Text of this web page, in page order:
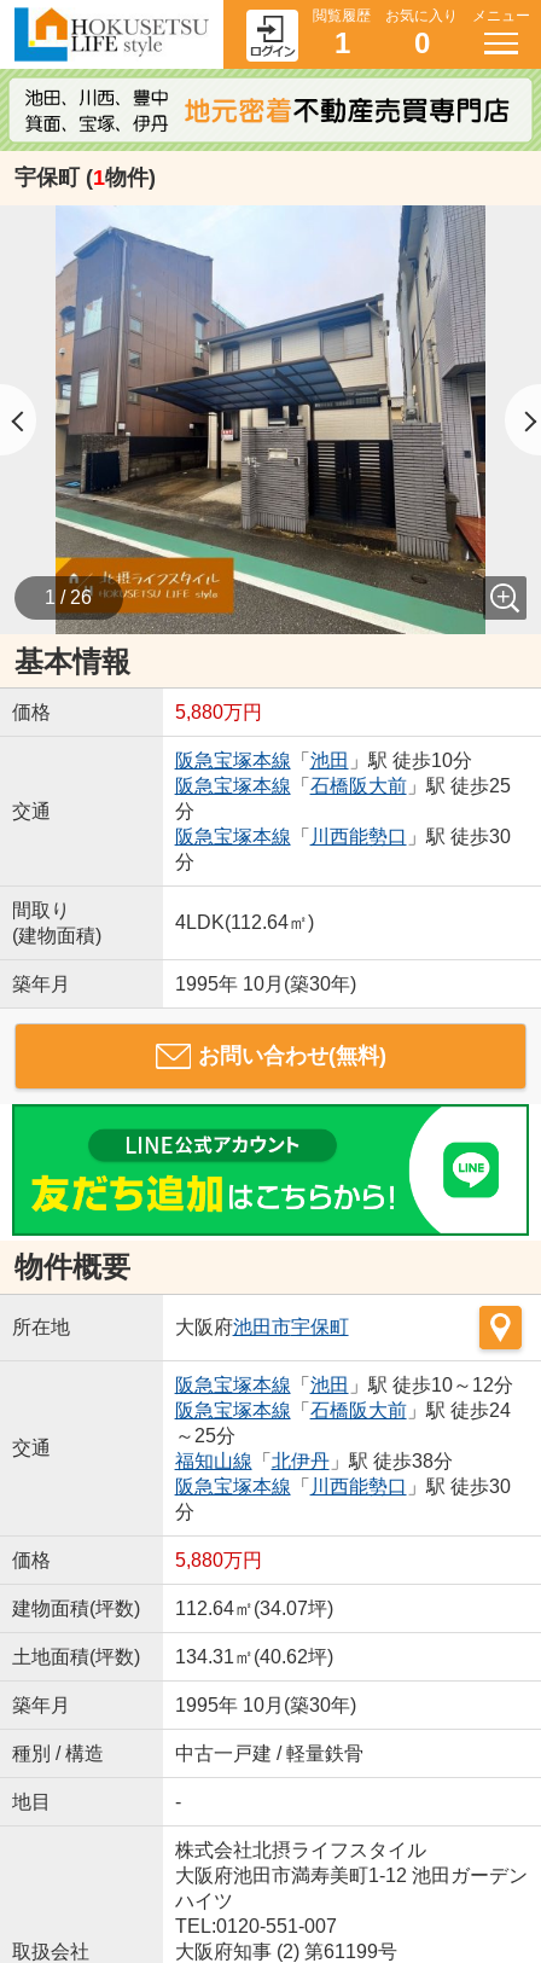
閲覧履歴
1
お気に入り
0
メニュー
宇保町 (1物件)
1 / 26
基本情報
価格 5,880万円
交通
阪急宝塚本線 「 池田 」駅 徒歩10分
阪急宝塚本線 「 石橋阪大前」駅 徒歩25
分
阪急宝塚本線 「 川西能勢口 」駅 徒歩30
分
間取り
(建物面積)
4LDK(112.64㎡)
築年月 1995年 10月(築30年)
お問い合わせ(無料)
物件概要
所在地 大阪府池田市宇保町
交通
阪急宝塚本線 「 池田 」駅 徒歩10～12分
阪急宝塚本線 「 石橋阪大前」駅 徒歩24
～25分
福知山線 「 北伊丹」駅 徒歩38分
阪急宝塚本線 「 川西能勢口 」駅 徒歩30
分
価格 5,880万円
建物面積(坪数) 112.64㎡(34.07坪)
土地面積(坪数) 134.31㎡(40.62坪)
築年月 1995年 10月(築30年)
種別 / 構造 中古一戸建 / 軽量鉄骨
地目 -
取扱会社
株式会社北摂ライフスタイル
大阪府池田市満寿美町1-12 池田ガーデン
ハイツ
TEL:0120-551-007
大阪府知事 (2) 第61199号